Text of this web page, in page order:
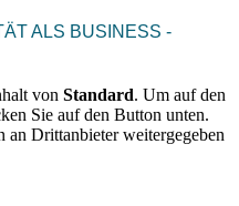
ALS BUSINESS -
von Standard. Um auf den
Sie auf den Button unten.
an Drittanbieter weitergegeben